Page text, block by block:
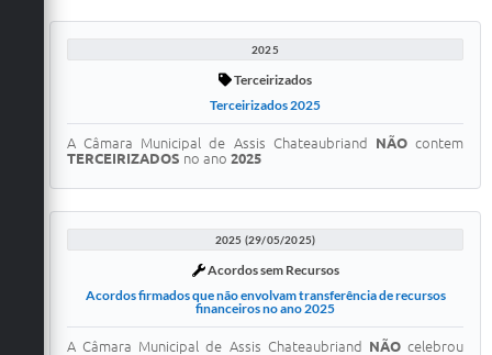
2025
Terceirizados
Terceirizados 2025
A Câmara Municipal de Assis Chateaubriand NÃOcontem
TERCEIRIZADOS no ano 2025
2025 (29/05/2025)
Acordos sem Recursos
Acordos firmados que não envolvam transferência de recursos
financeiros no ano 2025
A Câmara Municipal de Assis Chateaubriand NÃOcelebrou